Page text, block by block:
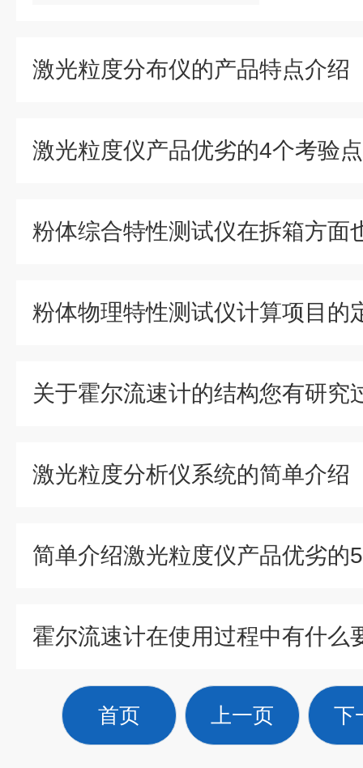
激光粒度分布仪的产品特点介绍
激光粒度仪产品优劣的4个考验点
粉体物理特性测试仪计算项目的
关于霍尔流速计的结构您有研究
激光粒度分析仪系统的简单介绍
简单介绍激光粒度仪产品优劣的
首页 上一页 下